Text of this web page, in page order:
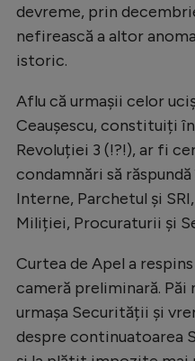
devreme, prin
nefirească a altor
istoric.
Aflu că urmașii celor
Ceaușescu, constituiți
Revoluției 3 (!?!), ar fi
condamnări să
Interne, Parchetul și
Miliției, Procuraturii și
Curtea de Apel a
cameră preliminară.
urmașa Securității și
despre continuatoarea